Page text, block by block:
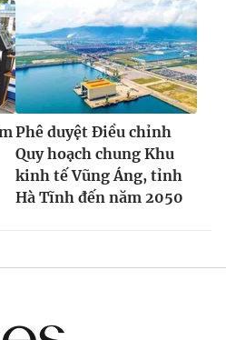
Phê duyệt Điều chỉnh
Quy hoạch chung Khu
kinh tế Vũng Áng, tỉnh
Hà Tĩnh đến năm 2050